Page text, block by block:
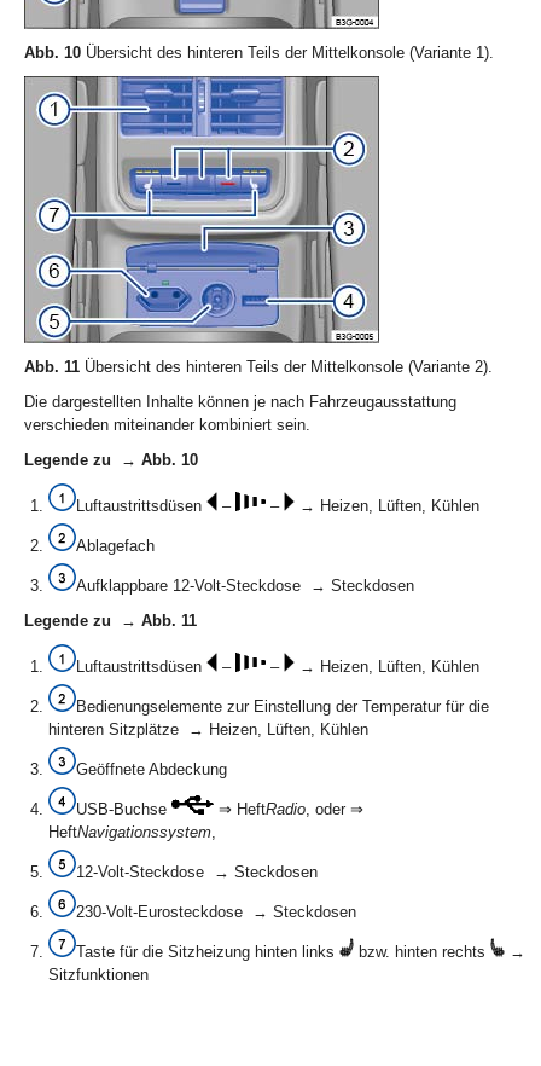
Abb. 10 Übersicht des hinteren Teils der Mittelkonsole (Variante 1).
Abb. 11 Übersicht des hinteren Teils der Mittelkonsole (Variante 2).
Die dargestellten Inhalte können je nach Fahrzeugausstattung
verschieden miteinander kombiniert sein.
Legende zu → Abb. 10
Luftaustrittsdüsen – – → Heizen, Lüften, Kühlen
Ablagefach
Aufklappbare 12-Volt-Steckdose → Steckdosen
Legende zu → Abb. 11
Luftaustrittsdüsen – – → Heizen, Lüften, Kühlen
Bedienungselemente zur Einstellung der Temperatur für die
hinteren Sitzplätze → Heizen, Lüften, Kühlen
Geöffnete Abdeckung
USB-Buchse ⇒ HeftRadio, oder ⇒
HeftNavigationssystem,
12-Volt-Steckdose → Steckdosen
230-Volt-Eurosteckdose → Steckdosen
Taste für die Sitzheizung hinten links bzw. hinten rechts
→
Sitzfunktionen